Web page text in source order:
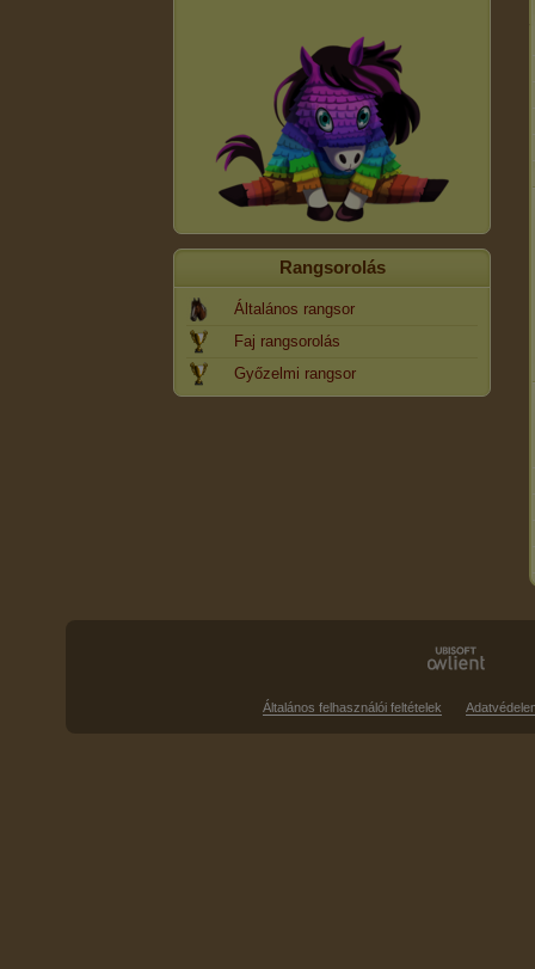
Rangsorolás
Általános rangsor
Faj rangsorolás
Győzelmi rangsor
Általános felhasználói feltételek